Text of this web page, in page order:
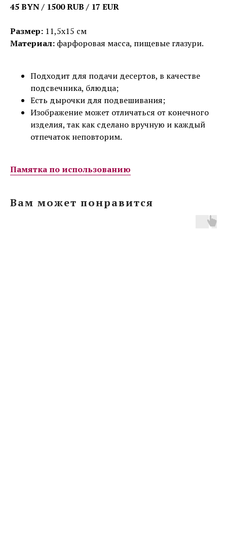
45 BYN / 1500 RUB / 17 EUR
Размер: 11,5х15 см
Материал: фарфоровая масса, пищевые глазури.
Подходит для подачи десертов, в качестве
подсвечника, блюдца;
Есть дырочки для подвешивания;
Изображение может отличаться от конечного
изделия, так как сделано вручную и каждый
отпечаток неповторим.
Памятка по использованию
Вам может понравится